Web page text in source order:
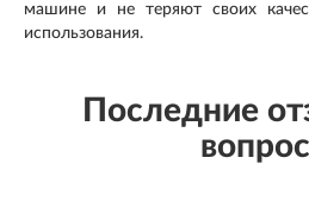
машине и не теряют своих
использования.
Последние